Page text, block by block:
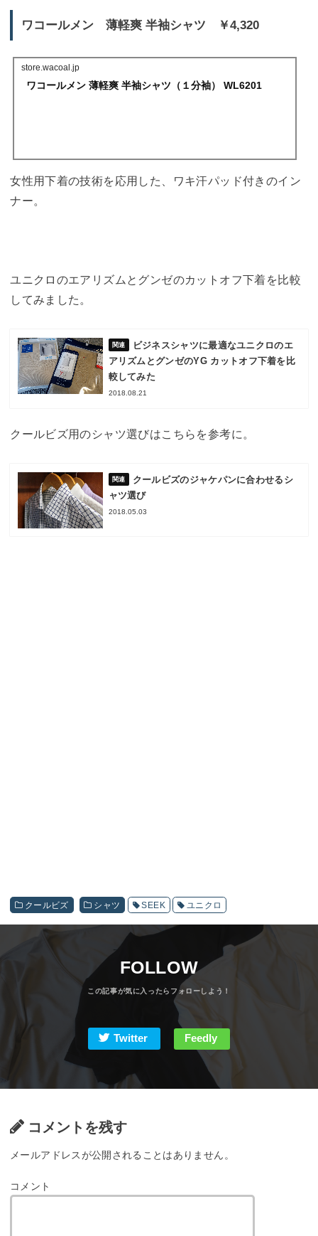
ワコールメン 薄軽爽 半袖シャツ ￥4,320
store.wacoal.jp
ワコールメン 薄軽爽 半袖シャツ（１分袖） WL6201
女性用下着の技術を応用した、ワキ汗パッド付きのイン
ナー。
ユニクロのエアリズムとグンゼのカットオフ下着を比較
してみました。
ビジネスシャツに最適なユニクロのエ
アリズムとグンゼのYG カットオフ下着を比
較してみた
2018.08.21
クールビズ用のシャツ選びはこちらを参考に。
クールビズのジャケパンに合わせるシ
ャツ選び
2018.05.03
クールビズ シャツ SEEK ユニクロ
FOLLOW
Twitter Feedly
コメントを残す
メールアドレスが公開されることはありません。
コメント